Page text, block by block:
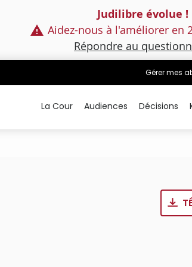
Judilibre évolue !
Aidez-nous à l'améliorer en
Répondre au
Gérer mes
La Cour Audiences Décisions